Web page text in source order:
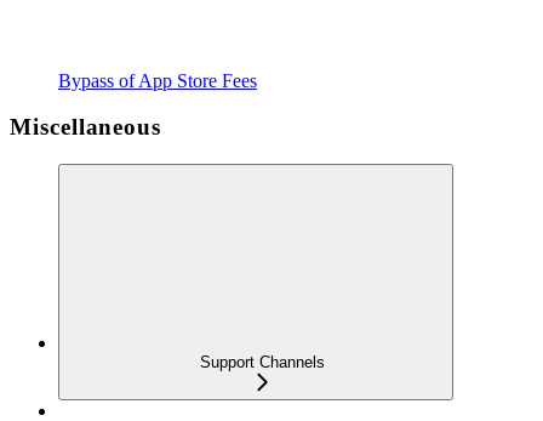
Bypass of App Store Fees
Miscellaneous
Support Channels